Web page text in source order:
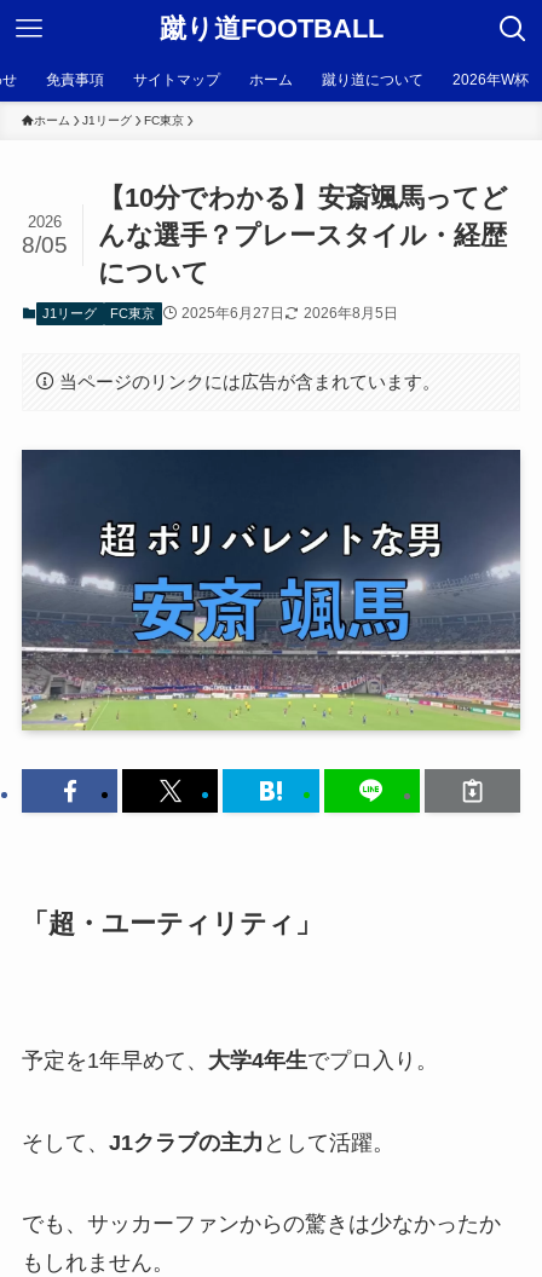
蹴り道FOOTBALL
免責事項 サイトマップ ホーム 蹴り道について 2026年W杯
ホーム J1リーグ FC東京
【10分でわかる】安斎颯馬ってど
んな選手？プレースタイル・経歴
について
2026
8/05
J1リーグ FC東京 2025年6月27日 2026年8月5日
当ページのリンクには広告が含まれています。
「超・ユーティリティ」
予定を1年早めて、 大学4年生でプロ入り。
そして、 J1クラブの主力 として活躍。
でも、サッカーファンからの驚きは少なかったか
もしれません。